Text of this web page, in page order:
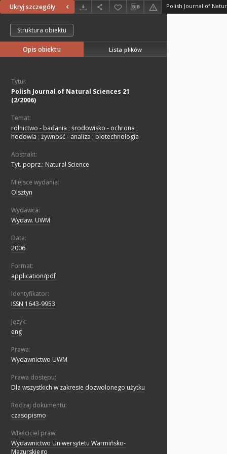
Ukryj szczegóły Polish Journal of
Struktura obiektu
Opis obiektu Lista plików
Tytuł:
Polish Journal of Natural Sciences 21
(2/2006)
Temat:
rolnictwo - badania ; środowisko - ochrona ;
hodowla ; żywność - analiza ; biotechnologia
Abstrakt:
Tyt. poprz.: Natural Science
Miejsce wydania:
Olsztyn
Wydawca:
Wydaw. UWM
Data:
2006
Format:
application/pdf
Identyfikator:
ISSN 1643-9953
Język:
eng
Prawa:
Wydawnictwo UWM
Prawa dostępu:
Dla wszystkich w zakresie dozwolonego użytku
Rodzaj dokumentu:
czasopismo
Właściciel praw:
Wydawnictwo Uniwersytetu Warmińsko-
Mazurskiego